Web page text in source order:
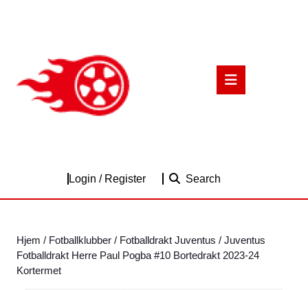
Login / RegisterLogin
Search
Hjem / Fotballklubber / Fotballdrakt Juventus / Juventus
Fotballdrakt Herre Paul Pogba #10 Bortedrakt 2023-24
Kortermet